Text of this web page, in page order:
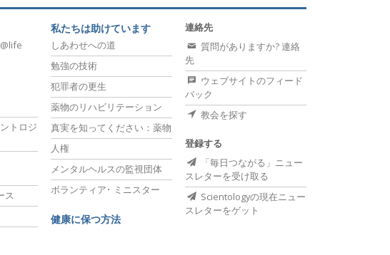
職場のためのツール
エシックスとコンディション
調査
組織化の基礎
広報活動の基礎
ターゲットとゴール
トロジ
ス
私たちは助けています
しあわせへの道
勉強の技術
犯罪者の更生
薬物のリハビリテーション
真実を知ってください：薬物
人権
メンタルヘルスの監視団体
ボランティア･ ミニスター
健康に保つ方法
連絡先
質問がありますか? 連絡
先
ウェブサイトのフィード
バック
教会を探す
登録する
「毎日つながる」ニュー
スレターを受け取る
Scientologyの現在ニュー
スレターをゲット